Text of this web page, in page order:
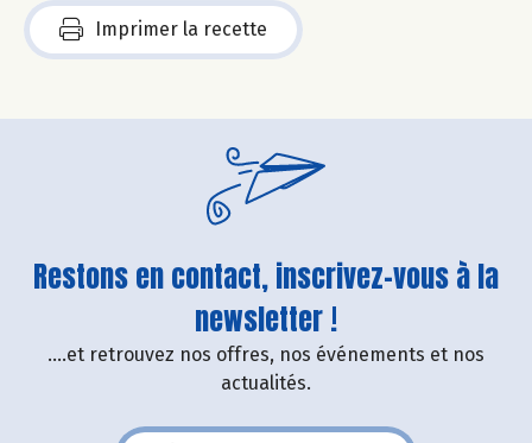
Imprimer la recette
Restons en contact, inscrivez-vous à la
newsletter !
....et retrouvez nos offres, nos événements et nos
actualités.